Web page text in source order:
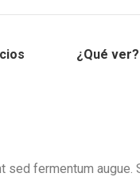
¿Qué ver?
sed fermentum